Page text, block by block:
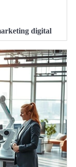
digital